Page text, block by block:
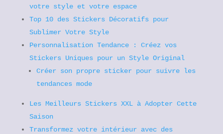
votre style et votre espace
Top 10 des Stickers Décoratifs pour
Sublimer Votre Style
Personnalisation Tendance : Créez vos
Stickers Uniques pour un Style Original
Créer son propre sticker pour suivre les
tendances mode
Les Meilleurs Stickers XXL à Adopter Cette
Saison
Transformez votre intérieur avec des